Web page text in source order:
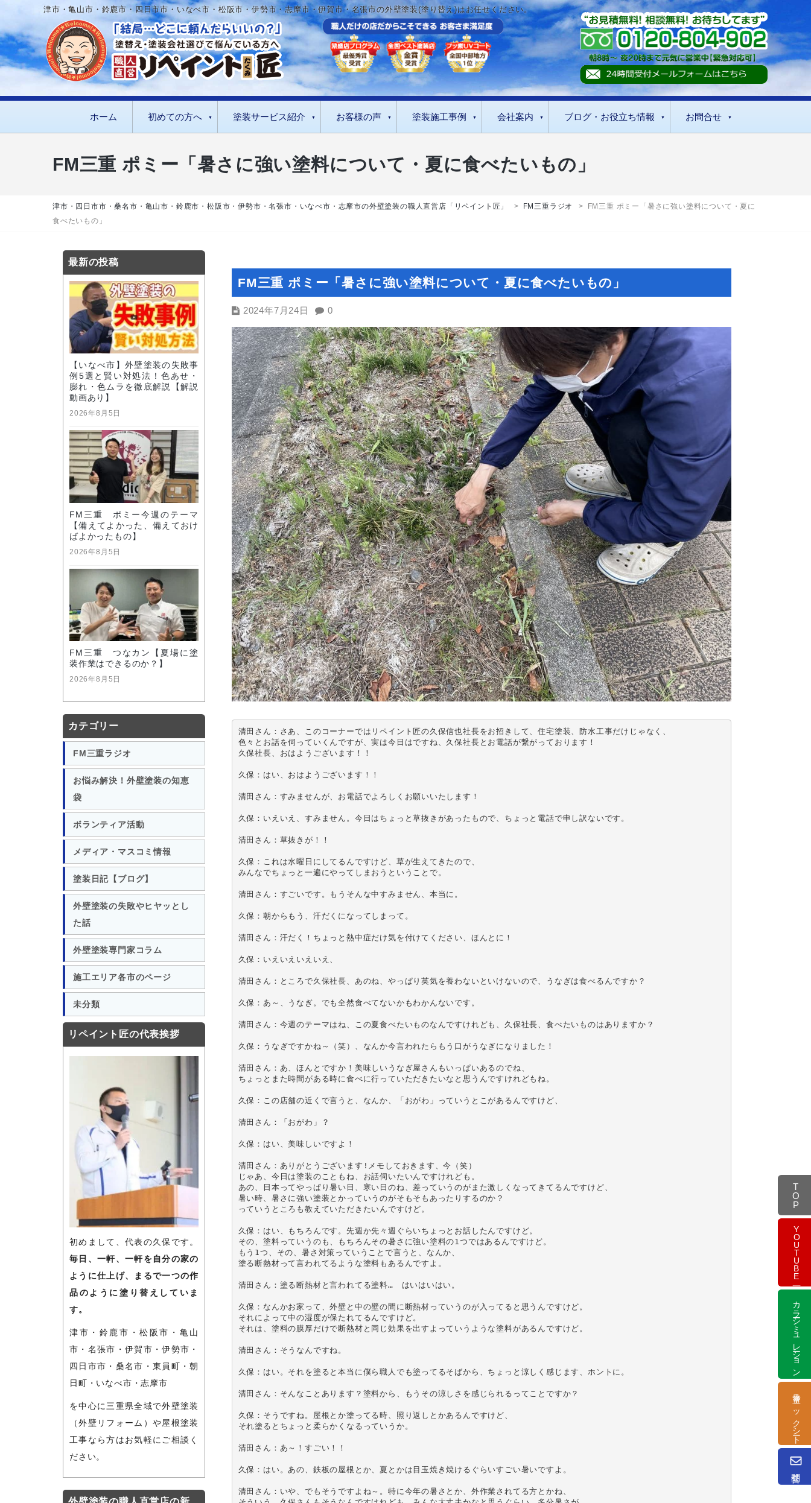
津市・亀山市・鈴鹿市・四日市市・いなべ市・松阪市・伊勢市・志摩市・伊賀市・名張市の外壁塗装(塗り替え)はお任せください。
ホーム 初めての方へ 塗装サービス紹介 お客様の声 塗装施工事例 会社案内 ブログ・お役立ち情報 お問合せ
FM三重 ポミー「暑さに強い塗料について・夏に食べたいもの」
津市・四日市市・桑名市・亀山市・鈴鹿市・松阪市・伊勢市・名張市・いなべ市・志摩市の外壁塗装の職人直営店「リペイント匠」 > FM三重ラジオ >
FM三重 ポミー「暑さに強い塗料について・夏に
食べたいもの」
FM三重 ポミー「暑さに強い塗料について・夏に食べたいもの」
2024年7月24日 0
清田さん：さあ、このコーナーではリペイント匠の久保信也社長をお招きして、住宅塗装、防水工事だけじゃなく、
色々とお話を伺っていくんですが、実は今日はですね、久保社長とお電話が繋がっております！
久保社長、おはようございます！！
久保：はい、おはようございます！！
清田さん：すみませんが、お電話でよろしくお願いいたします！
久保：いえいえ、すみません。今日はちょっと草抜きがあったもので、ちょっと電話で申し訳ないです。
清田さん：草抜きが！！
久保：これは水曜日にしてるんですけど、草が生えてきたので、
みんなでちょっと一遍にやってしまおうということで。
清田さん：すごいです。もうそんな中すみません、本当に。
久保：朝からもう、汗だくになってしまって。
清田さん：汗だく！ちょっと熱中症だけ気を付けてください、ほんとに！
久保：いえいえいえいえ、
清田さん：ところで久保社長、あのね、やっぱり英気を養わないといけないので、うなぎは食べるんですか？
久保：あ～、うなぎ。でも全然食べてないかもわかんないです。
清田さん：今週のテーマはね、この夏食べたいものなんですけれども、久保社長、食べたいものはありますか？
久保：うなぎですかね～（笑）、なんか今言われたらもう口がうなぎになりました！
清田さん：あ、ほんとですか！美味しいうなぎ屋さんもいっぱいあるのでね、
ちょっとまた時間がある時に食べに行っていただきたいなと思うんですけれどもね。
久保：この店舗の近くで言うと、なんか、「おがわ」っていうとこがあるんですけど、
清田さん：「おがわ」？
久保：はい、美味しいですよ！
清田さん：ありがとうございます!メモしておきます、今（笑）
じゃあ、今日は塗装のこともね、お話伺いたいんですけれども。
あの、日本ってやっぱり暑い日、寒い日のね、差っていうのがまた激しくなってきてるんですけど、
暑い時、暑さに強い塗装とかっていうのがそもそもあったりするのか？
っていうところも教えていただきたいんですけど。
久保：はい、もちろんです。先週か先々週ぐらいちょっとお話したんですけど。
その、塗料っていうのも、もちろんその暑さに強い塗料の1つではあるんですけど。
もう1つ、その、暑さ対策っていうことで言うと、なんか、
塗る断熱材って言われてるような塗料もあるんですよ。
清田さん：塗る断熱材と言われてる塗料…　はいはいはい。
久保：なんかお家って、外壁と中の壁の間に断熱材っていうのが入ってると思うんですけど。
それによって中の湿度が保たれてるんですけど。
それは、塗料の膜厚だけで断熱材と同じ効果を出すよっていうような塗料があるんですけど。
清田さん：そうなんですね。
久保：はい。それを塗ると本当に僕ら職人でも塗ってるそばから、ちょっと涼しく感じます、ホントに。
清田さん：そんなことあります？塗料から、もうその涼しさを感じられるってことですか？
久保：そうですね。屋根とか塗ってる時、照り返しとかあるんですけど、
それ塗るとちょっと柔らかくなるっていうか。
清田さん：あ～！すごい！！
久保：はい。あの、鉄板の屋根とか、夏とかは目玉焼き焼けるぐらいすごい暑いですよ。
清田さん：いや、でもそうですよね～。特に今年の暑さとか、外作業されてる方とかね、
最新の投稿
【いなべ市】外壁塗装の失敗事
例5選と賢い対処法！色あせ・
膨れ・色ムラを徹底解説【解説
動画あり】
2026年8月5日
FM三重 ポミー今週のテーマ
【備えてよかった、備えておけ
ばよかったもの】
2026年8月5日
FM三重 つなカン【夏場に塗
装作業はできるのか？】
2026年8月5日
カテゴリー
FM三重ラジオ
お悩み解決！外壁塗装の知恵
袋
ボランティア活動
メディア・マスコミ情報
塗装日記【ブログ】
外壁塗装の失敗やヒヤッとし
た話
外壁塗装専門家コラム
施工エリア各市のページ
未分類
リペイント匠の代表挨拶
初めまして、代表の久保です。
毎日、一軒、一軒を自分の家の
ように仕上げ、まるで一つの作
品のように塗り替えしていま
す。
津市・鈴鹿市・松阪市・亀山
市・名張市・伊賀市・伊勢市・
四日市市・桑名市・東員町・朝
日町・いなべ市・志摩市
を中心に三重県全域で外壁塗装
（外壁リフォーム）や屋根塗装
工事なら方はお気軽にご相談く
ださい。
TOP
YOUTUBE
カラーシミュレーション
塗替チェックシート
問合せ